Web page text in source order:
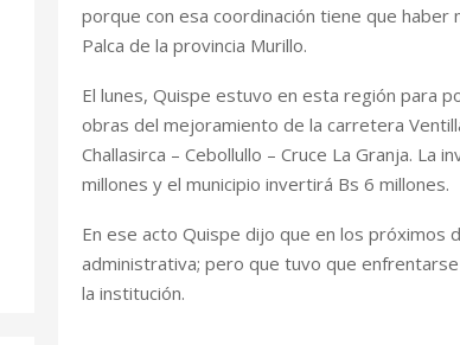
porque con esa coordinación tiene que haber
Palca de la provincia Murillo.
El lunes, Quispe estuvo en esta región para
obras del mejoramiento de la carretera
Challasirca – Cebollullo – Cruce La Granja. La
millones y el municipio invertirá Bs 6 millones.
En ese acto Quispe dijo que en los próximos
administrativa; pero que tuvo que
la institución.